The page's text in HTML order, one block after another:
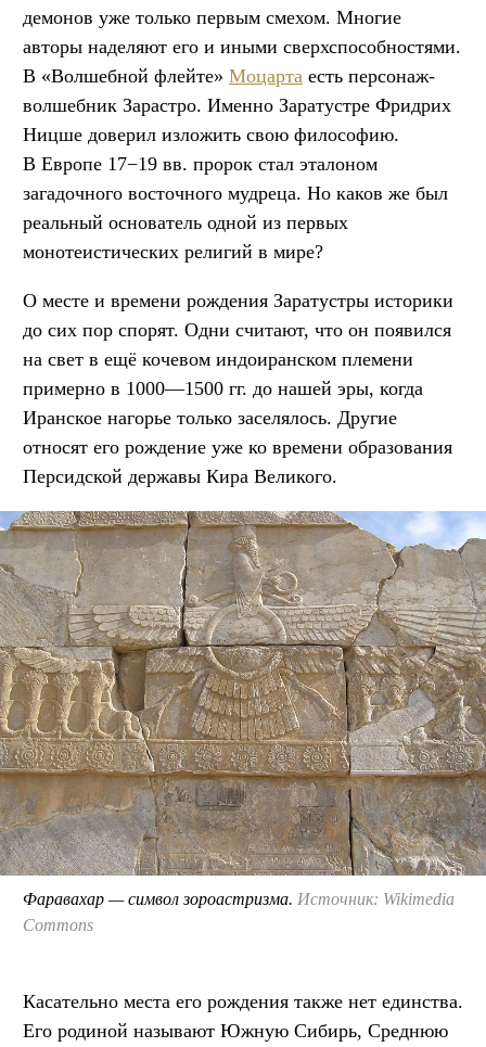
демонов уже только первым смехом. Многие
авторы наделяют его и иными сверхспособностями.
В «Волшебной флейте» Моцарта есть персонаж-
волшебник Зарастро. Именно Заратустре Фридрих
Ницше доверил изложить свою философию.
В Европе 17−19 вв. пророк стал эталоном
загадочного восточного мудреца. Но каков же был
реальный основатель одной из первых
монотеистических религий в мире?
О месте и времени рождения Заратустры историки
до сих пор спорят. Одни считают, что он появился
на свет в ещё кочевом индоиранском племени
примерно в 1000—1500 гг. до нашей эры, когда
Иранское нагорье только заселялось. Другие
относят его рождение уже ко времени образования
Персидской державы Кира Великого.
Фаравахар — символ зороастризма. Источник: Wikimedia
Commons
Касательно места его рождения также нет единства.
Его родиной называют Южную Сибирь, Среднюю